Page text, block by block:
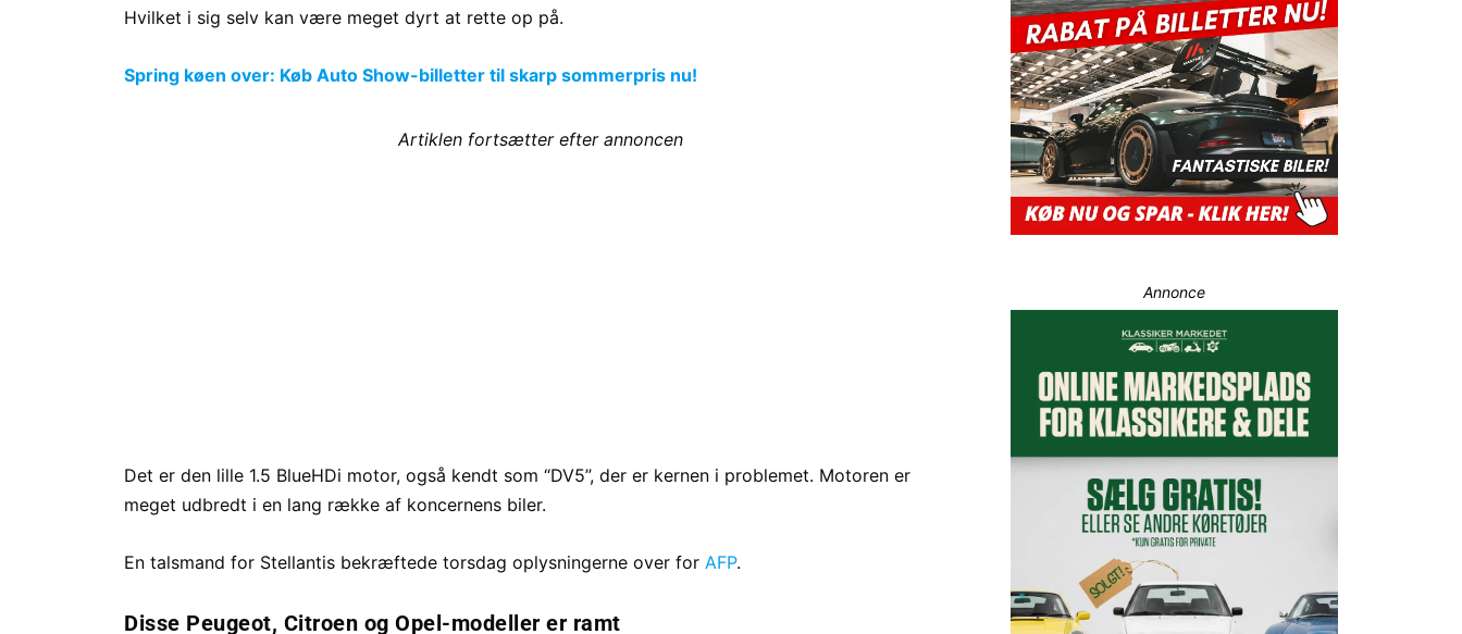
Hvilket i sig selv kan være meget dyrt at rette op på.
Spring køen over: Køb Auto Show-billetter til skarp sommerpris nu!
Artiklen fortsætter efter annoncen
Det er den lille 1.5 BlueHDi motor, også kendt som “DV5”, der er kernen i problemet. Motoren er
meget udbredt i en lang række af koncernens biler.
En talsmand for Stellantis bekræftede torsdag oplysningerne over for AFP.
Disse Peugeot, Citroen og Opel-modeller er ramt
Annonce